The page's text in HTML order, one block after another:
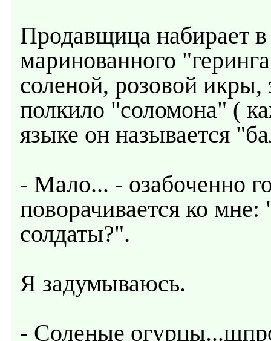
Продавщица набирает
маринованного
соленой, розовой икры,
полкило "соломона" (
языке он называется
- Мало... - озабоченно
поворачивается ко
солдаты?".
Я задумываюсь.
- Соленые